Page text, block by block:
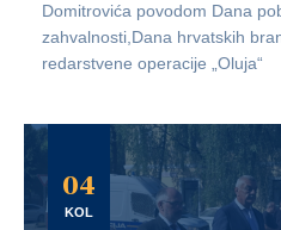
Domitrovića povodom Dana
zahvalnosti,Dana hrvatskih
redarstvene operacije „Oluja“
04
KOL